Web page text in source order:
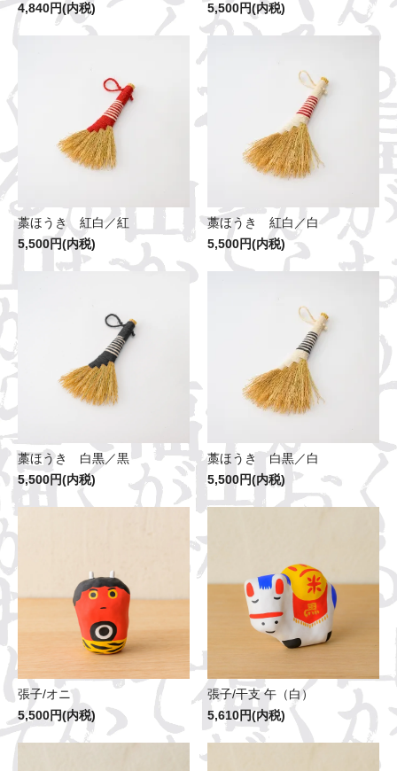
4,840円(内税)
5,500円(内税)
藁ほうき 紅白／紅
5,500円(内税)
藁ほうき 紅白／白
5,500円(内税)
藁ほうき 白黒／黒
5,500円(内税)
藁ほうき 白黒／白
5,500円(内税)
張子/オニ
5,500円(内税)
張子/干支 午（白）
5,610円(内税)